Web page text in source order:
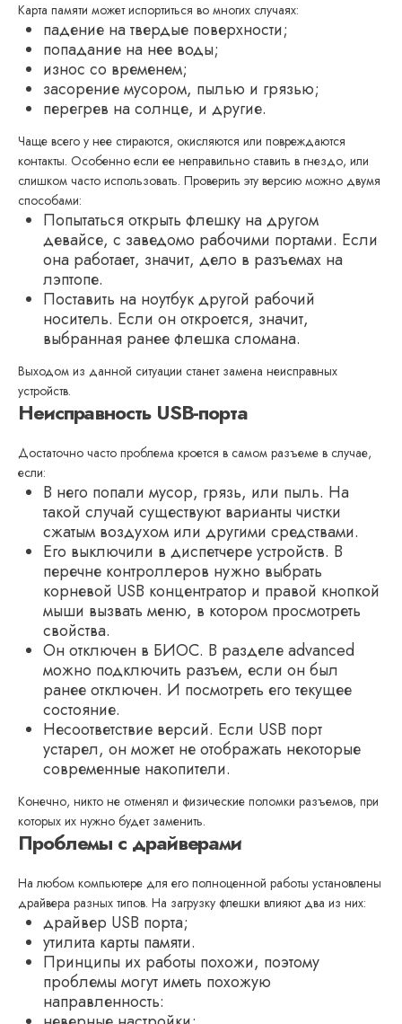
Карта памяти может испортиться во многих случаях:
падение на твердые поверхности;
попадание на нее воды;
износ со временем;
засорение мусором, пылью и грязью;
перегрев на солнце, и другие.
Чаще всего у нее стираются, окисляются или повреждаются
контакты. Особенно если ее неправильно ставить в гнездо, или
слишком часто использовать. Проверить эту версию можно двумя
способами:
Попытаться открыть флешку на другом
девайсе, с заведомо рабочими портами. Если
она работает, значит, дело в разъемах на
лэптопе.
Поставить на ноутбук другой рабочий
носитель. Если он откроется, значит,
выбранная ранее флешка сломана.
Выходом из данной ситуации станет замена неисправных
устройств.
Неисправность USB-порта
Достаточно часто проблема кроется в самом разъеме в случае,
если:
В него попали мусор, грязь, или пыль. На
такой случай существуют варианты чистки
сжатым воздухом или другими средствами.
Его выключили в диспетчере устройств. В
перечне контроллеров нужно выбрать
корневой USB концентратор и правой кнопкой
мыши вызвать меню, в котором просмотреть
свойства.
Он отключен в БИОС. В разделе advanced
можно подключить разъем, если он был
ранее отключен. И посмотреть его текущее
состояние.
Несоответствие версий. Если USB порт
устарел, он может не отображать некоторые
современные накопители.
Конечно, никто не отменял и физические поломки разъемов, при
которых их нужно будет заменить.
Проблемы с драйверами
На любом компьютере для его полноценной работы установлены
драйвера разных типов. На загрузку флешки влияют два из них:
драйвер USB порта;
утилита карты памяти.
Принципы их работы похожи, поэтому
проблемы могут иметь похожую
направленность: